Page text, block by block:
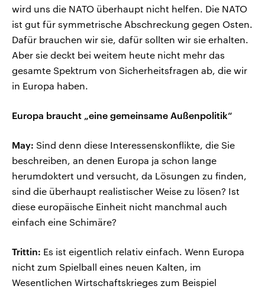
wird uns die NATO überhaupt nicht helfen. Die NATO
ist gut für symmetrische Abschreckung gegen Osten.
Dafür brauchen wir sie, dafür sollten wir sie erhalten.
Aber sie deckt bei weitem heute nicht mehr das
gesamte Spektrum von Sicherheitsfragen ab, die wir
in Europa haben.
Europa braucht „eine gemeinsame Außenpolitik“
May: Sind denn diese Interessenskonflikte, die Sie
beschreiben, an denen Europa ja schon lange
herumdoktert und versucht, da Lösungen zu finden,
sind die überhaupt realistischer Weise zu lösen? Ist
diese europäische Einheit nicht manchmal auch
einfach eine Schimäre?
Trittin: Es ist eigentlich relativ einfach. Wenn Europa
nicht zum Spielball eines neuen Kalten, im
Wesentlichen Wirtschaftskrieges zum Beispiel